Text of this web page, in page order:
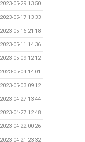
2023-05-29 13:50
2023-05-17 13:33
2023-05-16 21:18
2023-05-11 14:36
2023-05-09 12:12
2023-05-04 14:01
2023-05-03 09:12
2023-04-27 13:44
2023-04-27 12:48
2023-04-22 00:26
2023-04-21 23:32